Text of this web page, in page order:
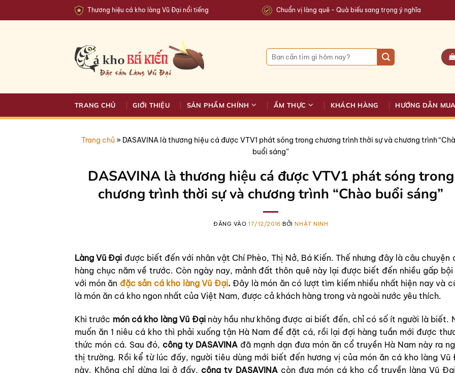
qua
Thương hiệu cá kho làng Vũ Đại nổi tiếng Chuẩn vị làng quê - Quà biếu sang trọng ý nghĩa
Tìm
kiếm:
TRANG CHỦ GIỚI THIỆU SẢN PHẨM CHÍNH ẨM THỰC KHÁCH HÀNG HƯỚNG DẪN
Trang chủ» DASAVINA là thương hiệu cá được VTV1 phát sóng trong chương trình thời sự và chương trình
buổi sáng”
DASAVINA là thương hiệu cá được VTV1 phát sóng trong
chương trình thời sự và chương trình “Chào buổi sáng”
ĐĂNG VÀO17/12/2016 BỞINHẬT NINH
Làng Vũ Đại được biết đến với nhân vật Chí Phèo, Thị Nở, Bá Kiến. Thế nhưng đây là câu chuyện
hàng chục năm về trước. Còn ngày nay, mảnh đất thôn quê này lại được biết đến nhiều gấp bội
với món ăn đặc sản cá kho làng Vũ Đại. Đây là món ăn có lượt tìm kiếm nhiều nhất hiện nay và
là món ăn cá kho ngon nhất của Việt Nam, được cả khách hàng trong và ngoài nước yêu thích.
Khi trước món cá kho làng Vũ Đạinày hầu như không được ai biết đến, chỉ có số ít người là biết.
muốn ăn 1 niêu cá kho thì phải xuống tận Hà Nam để đặt cá, rồi lại đợi hàng tuần mới được
thức món cá. Sau đó, công ty DASAVINAđã mạnh dạn đưa món ăn cổ truyền Hà Nam này ra
thị trường. Rồi kể từ lúc đấy, người tiêu dùng mới biết đến hương vị của món ăn cá kho làng Vũ
này. Không chỉ dừng lại ở đấy, công ty DASAVINAcòn đưa món cá kho cổ truyền làng Vũ